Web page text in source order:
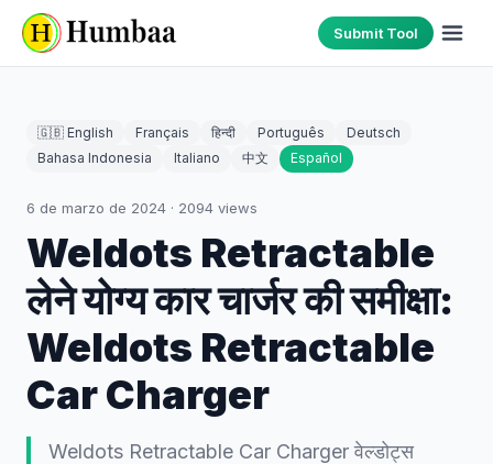
Submit Tool
🇬🇧 English Français हिन्दी Português
Deutsch
Bahasa Indonesia
Italiano 中文 Español
6 de marzo de 2024 · 2094 views
Weldots Retractable
लेने योग्य कार चार्जर की समीक्षा:
Weldots Retractable
Car Charger
Weldots Retractable Car Charger वेल्डोट्स